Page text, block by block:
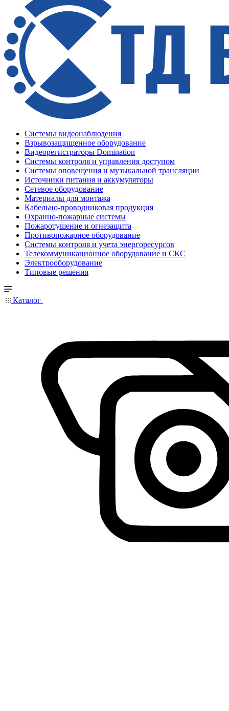
Системы видеонаблюдения
Взрывозащищенное оборудование
Видеорегистраторы Domination
Системы контроля и управления доступом
Системы оповещения и музыкальной трансляции
Источники питания и аккумуляторы
Сетевое оборудование
Материалы для монтажа
Кабельно-проводниковая продукция
Охранно-пожарные системы
Пожаротушение и огнезащита
Противопожарное оборудование
Системы контроля и учета энергоресурсов
Телекоммуникационное оборудование и СКС
Электрооборудование
Типовые решения
Каталог